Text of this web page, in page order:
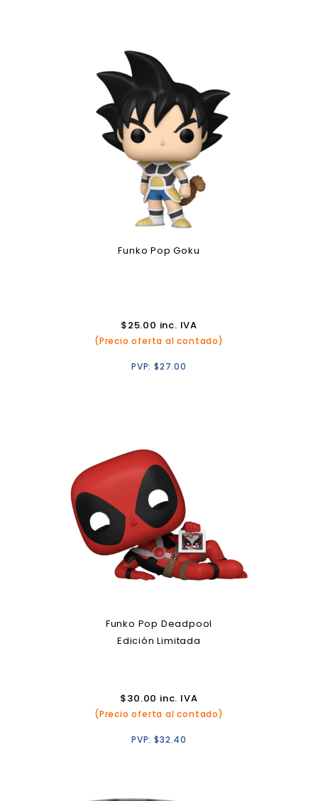
Funko Pop Goku
$25.00 inc. IVA
(Precio oferta al contado)
PVP:$27.00
Funko Pop Deadpool
Edición Limitada
$30.00 inc. IVA
(Precio oferta al contado)
PVP:$32.40